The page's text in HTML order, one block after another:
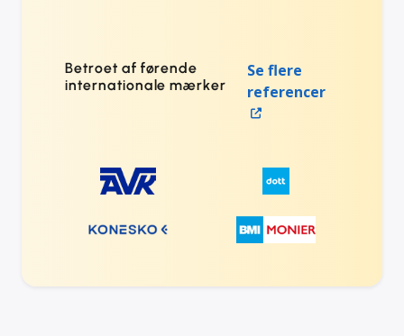
Betroet af førende
internationale mærker
Se flere
referencer